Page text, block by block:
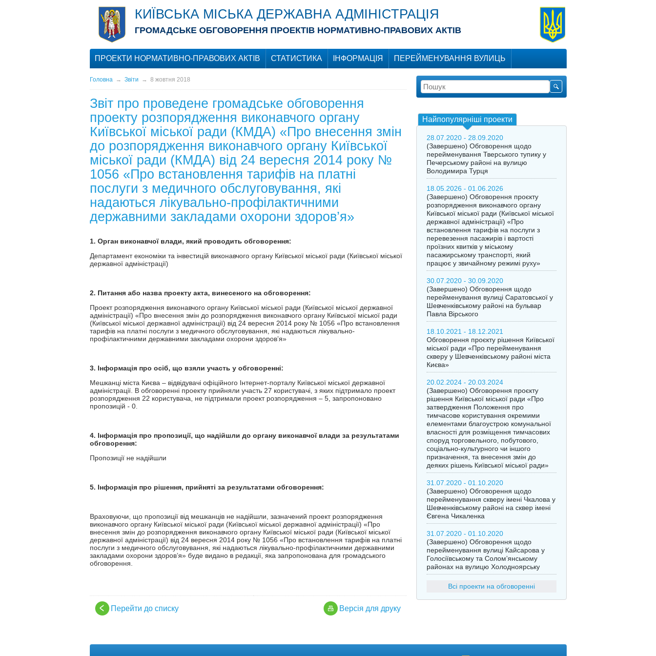
КИЇВСЬКА МІСЬКА ДЕРЖАВНА АДМІНІСТРАЦІЯ
ГРОМАДСЬКЕ ОБГОВОРЕННЯ ПРОЕКТІВ НОРМАТИВНО-ПРАВОВИХ АКТІВ
ПРОЕКТИ НОРМАТИВНО-ПРАВОВИХ АКТІВ СТАТИСТИКА ІНФОРМАЦІЯ ПЕРЕЙМЕНУВАННЯ ВУЛИЦЬ
Головна→ Звіти → 8 жовтня 2018
Звіт про проведене громадське обговорення
проекту розпорядження виконавчого органу
Київської міської ради (КМДА) «Про внесення змін
до розпорядження виконавчого органу Київської
міської ради (КМДА) від 24 вересня 2014 року №
1056 «Про встановлення тарифів на платні
послуги з медичного обслуговування, які
надаються лікувально-профілактичними
державними закладами охорони здоров’я»
1. Орган виконавчої влади, який проводить обговорення:
Департамент економіки та інвестицій виконавчого органу Київської міської ради (Київської міської
державної адміністрації)
2. Питання або назва проекту акта, винесеного на обговорення:
Проект розпорядження виконавчого органу Київської міської ради (Київської міської державної
адміністрації) «Про внесення змін до розпорядження виконавчого органу Київської міської ради
(Київської міської державної адміністрації) від 24 вересня 2014 року № 1056 «Про встановлення
тарифів на платні послуги з медичного обслуговування, які надаються лікувально-
профілактичними державними закладами охорони здоров’я»
3. Інформація про осіб, що взяли участь у обговоренні:
Мешканці міста Києва – відвідувачі офіційного Інтернет-порталу Київської міської державної
адміністрації. В обговоренні проекту прийняли участь 27 користувачі, з яких підтримало проект
розпорядження 22 користувача, не підтримали проект розпорядження – 5, запропоновано
пропозицій - 0.
4. Інформація про пропозиції, що надійшли до органу виконавчої влади за результатами
обговорення:
Пропозиції не надійшли
5. Інформація про рішення, прийняті за результатами обговорення:
Враховуючи, що пропозиції від мешканців не надійшли, зазначений проект розпорядження
виконавчого органу Київської міської ради (Київської міської державної адміністрації) «Про
внесення змін до розпорядження виконавчого органу Київської міської ради (Київської міської
державної адміністрації) від 24 вересня 2014 року № 1056 «Про встановлення тарифів на платні
послуги з медичного обслуговування, які надаються лікувально-профілактичними державними
закладами охорони здоров’я» буде видано в редакції, яка запропонована для громадського
обговорення.
Перейти до списку Версiя для друку
Найпопулярніші проекти
28.07.2020 - 28.09.2020
(Завершено) Обговорення щодо
перейменування Тверського тупику у
Печерському районі на вулицю
Володимира Турця
18.05.2026 - 01.06.2026
(Завершено) Обговорення проєкту
розпорядження виконавчого органу
Київської міської ради (Київської міської
державної адміністрації) «Про
встановлення тарифів на послуги з
перевезення пасажирів і вартості
проїзних квитків у міському
пасажирському транспорті, який
працює у звичайному режимі руху»
30.07.2020 - 30.09.2020
(Завершено) Обговорення щодо
перейменування вулиці Саратовської у
Шевченківському районі на бульвар
Павла Вірського
18.10.2021 - 18.12.2021
Обговорення проєкту рішення Київської
міської ради «Про перейменування
скверу у Шевченківському районі міста
Києва»
20.02.2024 - 20.03.2024
(Завершено) Обговорення проєкту
рішення Київської міської ради «Про
затвердження Положення про
тимчасове користування окремими
елементами благоустрою комунальної
власності для розміщення тимчасових
споруд торговельного, побутового,
соціально-культурного чи іншого
призначення, та внесення змін до
деяких рішень Київської міської ради»
31.07.2020 - 01.10.2020
(Завершено) Обговорення щодо
перейменування скверу імені Чкалова у
Шевченківському районі на сквер імені
Євгена Чикаленка
31.07.2020 - 01.10.2020
(Завершено) Обговорення щодо
перейменування вулиці Кайсарова у
Голосіївському та Солом’янському
районах на вулицю Холодноярську
Всі проекти на обговоренні